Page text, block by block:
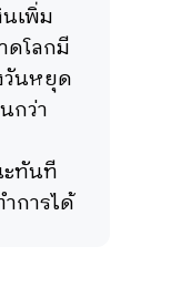
เพิ่ม
ดโลกมี
วันหยุด
กว่า
ทันที
การได้